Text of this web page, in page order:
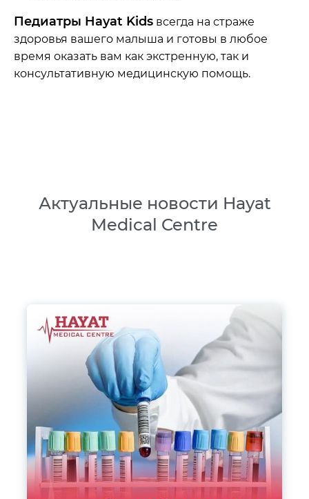
Педиатры Hayat Kids всегда на страже
здоровья вашего малыша и готовы в любое
время оказать вам как экстренную, так и
консультативную медицинскую помощь.
Актуальные новости Hayat
Medical Centre